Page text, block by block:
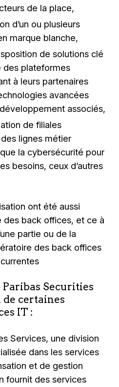
de la place,
d’un ou plusieurs
marque blanche,
de solutions clé
des plateformes
à leurs partenaires
avancées
associés,
de filiales
lignes métier
la cybersécurité pour
besoins, ceux d’autres
ont été aussi
des back offices, et ce à
partie ou de la
des back offices
Securities
de certaines
IT :
Services, une division
dans les services
et de gestion
fournit des services